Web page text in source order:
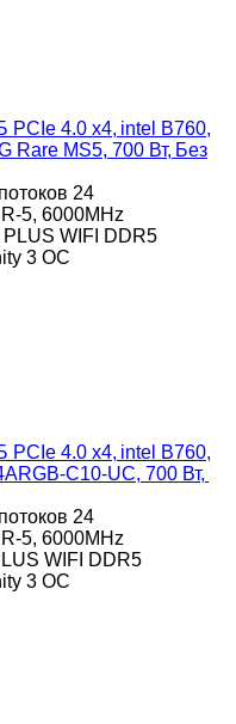
PCIe 4.0 x4, intel B760,
Rare MS5, 700 Вт, Без
24
5, 6000MHz
WIFI DDR5
3 OC
PCIe 4.0 x4, intel B760,
C10-UC, 700 Вт,
24
5, 6000MHz
WIFI DDR5
3 OC